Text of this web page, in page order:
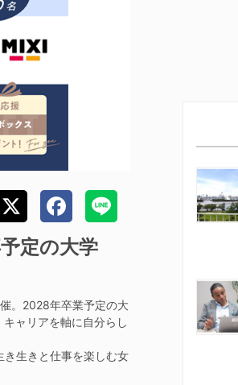
定の大学
。2028年卒業予定の大
ャリアを軸に自分らし
生きと仕事を楽しむ女